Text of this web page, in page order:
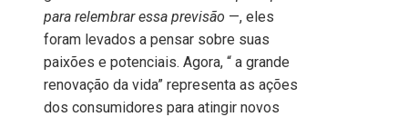
para relembrar essa previsão —, eles
foram levados a pensar sobre suas
paixões e potenciais. Agora, “ a grande
renovação da vida” representa as ações
dos consumidores para atingir novos